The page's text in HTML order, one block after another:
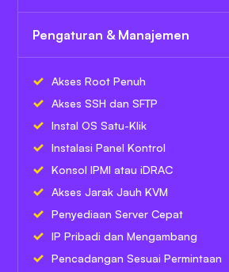
Pengaturan & Manajemen
Akses Root Penuh
Akses SSH dan SFTP
Instal OS Satu-Klik
Instalasi Panel Kontrol
Konsol IPMI atau iDRAC
Akses Jarak Jauh KVM
Penyediaan Server Cepat
IP Pribadi dan Mengambang
Pencadangan Sesuai Permintaan